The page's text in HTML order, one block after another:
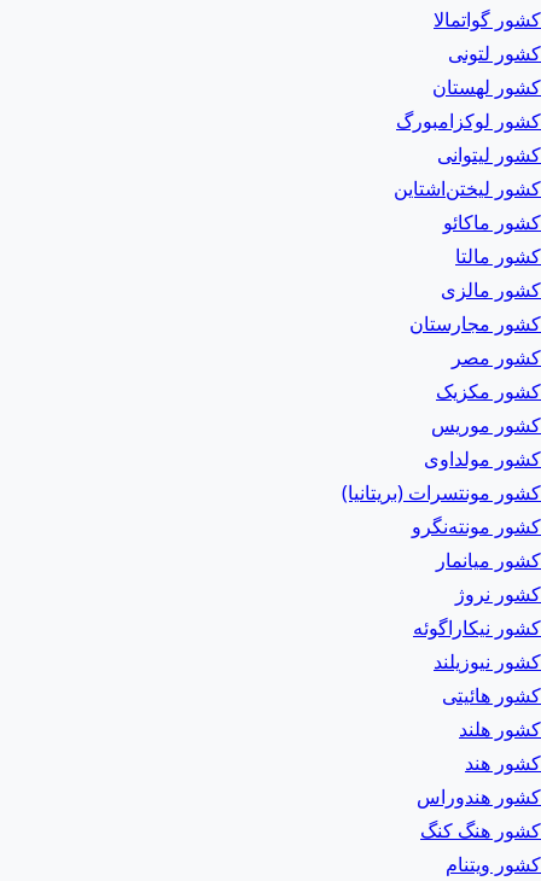
کشور گواتمالا
کشور لتونی
کشور لهستان
کشور لوکزامبورگ
کشور لیتوانی
کشور لیختن‌اشتاین
کشور ماکائو
کشور مالتا
کشور مالزی
کشور مجارستان
کشور مصر
کشور مکزیک
کشور موریس
کشور مولداوی
کشور مونتسرات (بریتانیا)
کشور مونته‌نگرو
کشور میانمار
کشور نروژ
کشور نیکاراگوئه
کشور نیوزیلند
کشور هائیتی
کشور هلند
کشور هند
کشور هندوراس
کشور هنگ کنگ
کشور ویتنام